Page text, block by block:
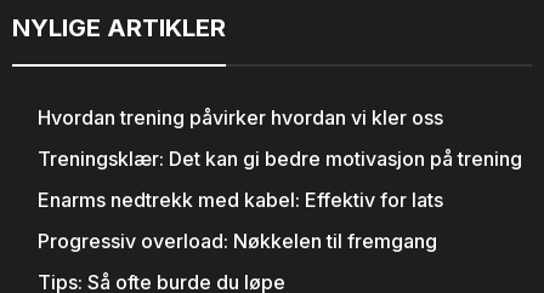
NYLIGE ARTIKLER
Hvordan trening påvirker hvordan vi kler oss
Treningsklær: Det kan gi bedre motivasjon på trening
Enarms nedtrekk med kabel: Effektiv for lats
Progressiv overload: Nøkkelen til fremgang
Tips: Så ofte burde du løpe